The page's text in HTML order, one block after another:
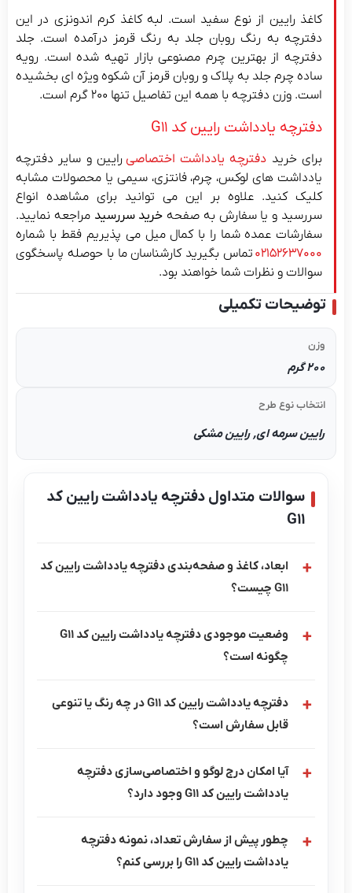
کاغذ رایین از نوع سفید است. لبه کاغذ کرم اندونزی در این
دفترچه به رنگ روبان جلد به رنگ قرمز درآمده است. جلد
دفترچه از بهترین چرم مصنوعی بازار تهیه شده است. رویه
ساده چرم جلد به پلاک و روبان قرمز آن شکوه ویژه ای بخشیده
است. وزن دفترچه با همه این تفاصیل تنها ۲۰۰ گرم است.
دفترچه یادداشت رایین کد G11
برای خریددفترچه یادداشت اختصاصیرایین و سایر دفترچه
یادداشت های لوکس، چرم، فانتزی، سیمی یا محصولات مشابه
کلیک کنید. علاوه بر این می توانید برای مشاهده انواع
سررسید و یا سفارش به صفحهخرید سررسیدمراجعه نمایید.
سفارشات عمده شما را با کمال میل می پذیریم فقط با شماره
۰۲۱۵۲۶۳۷۰۰۰تماس بگیرید کارشناسان ما با حوصله پاسخگوی
سوالات و نظرات شما خواهند بود.
توضیحات تکمیلی
وزن
200 گرم
انتخاب نوع طرح
رایین سرمه ای, رایین مشکی
سوالات متداول دفترچه یادداشت رایین کد
G11
ابعاد، کاغذ و صفحه‌بندی دفترچه یادداشت رایین کد
G11 چیست؟
وضعیت موجودی دفترچه یادداشت رایین کد G11
چگونه است؟
دفترچه یادداشت رایین کد G11 در چه رنگ یا تنوعی
قابل سفارش است؟
آیا امکان درج لوگو و اختصاصی‌سازی دفترچه
یادداشت رایین کد G11 وجود دارد؟
چطور پیش از سفارش تعداد، نمونه دفترچه
یادداشت رایین کد G11 را بررسی کنم؟